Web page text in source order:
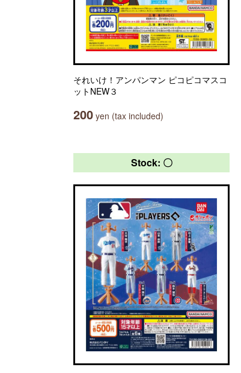
それいけ！アンパンマン ピコピコマスコ
ットNEW３
200 yen (tax included)
Stock: 〇